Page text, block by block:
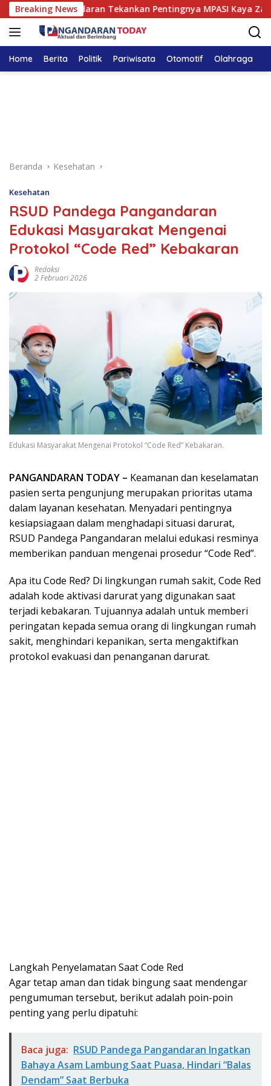
Langsung
ke
konten
Breaking News
Pangandaran Tekankan Pentingnya MPASI Kaya Zat Besi
Home Berita Politik Pariwisata Otomotif Olahraga
Beranda Kesehatan
Kesehatan
RSUD Pandega Pangandaran
Edukasi Masyarakat Mengenai
Protokol “Code Red” Kebakaran
Redaksi
2 Februari 2026
Edukasi Masyarakat Mengenai Protokol “Code Red” Kebakaran.
PANGANDARAN TODAY – Keamanan dan keselamatan
pasien serta pengunjung merupakan prioritas utama
dalam layanan kesehatan. Menyadari pentingnya
kesiapsiagaan dalam menghadapi situasi darurat,
RSUD Pandega Pangandaran melalui edukasi resminya
memberikan panduan mengenai prosedur “Code Red”.
​Apa itu Code Red? Di lingkungan rumah sakit, Code Red
adalah kode aktivasi darurat yang digunakan saat
terjadi kebakaran. Tujuannya adalah untuk memberi
peringatan kepada semua orang di lingkungan rumah
sakit, menghindari kepanikan, serta mengaktifkan
protokol evakuasi dan penanganan darurat.
​Langkah Penyelamatan Saat Code Red
​Agar tetap aman dan tidak bingung saat mendengar
pengumuman tersebut, berikut adalah poin-poin
penting yang perlu dipatuhi:
Baca juga: RSUD Pandega Pangandaran Ingatkan
Bahaya Asam Lambung Saat Puasa, Hindari “Balas
Dendam” Saat Berbuka